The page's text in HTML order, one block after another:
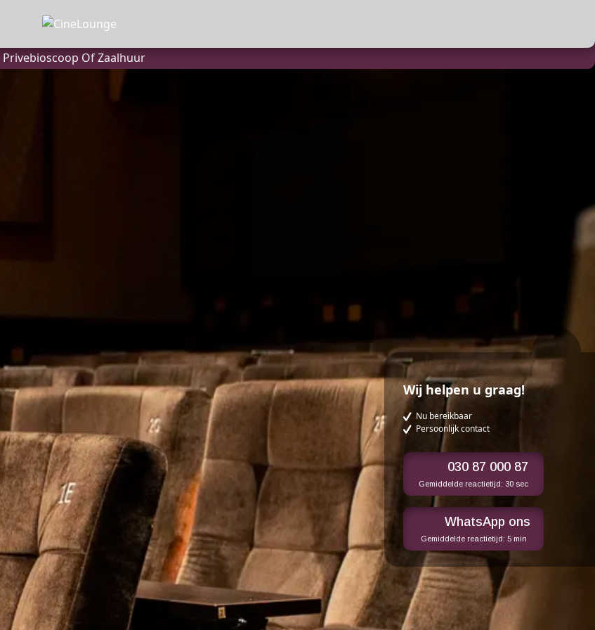
Privebioscoop Of Zaalhuur
Wij helpen u graag!
Nu bereikbaar
Persoonlijk contact
030 87 000 87
Gemiddelde reactietijd: 30 sec
WhatsApp ons
Gemiddelde reactietijd: 5 min